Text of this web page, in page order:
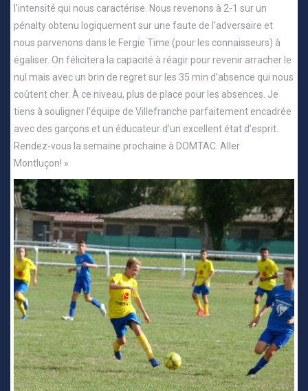
l’intensité qui nous caractérise. Nous revenons à 2-1 sur un
pénalty obtenu logiquement sur une faute de l’adversaire et
nous parvenons dans le Fergie Time (pour les connaisseurs) à
égaliser. On félicitera la capacité à réagir pour revenir arracher le
nul mais avec un brin de regret sur les 35 min d’absence qui nous
coûtent cher. À ce niveau, plus de place pour les absences. Je
tiens à souligner l’équipe de Villefranche parfaitement encadrée
avec des garçons et un éducateur d’un excellent état d’esprit.
Rendez-vous la semaine prochaine à DOMTAC. Aller
Montluçon! »